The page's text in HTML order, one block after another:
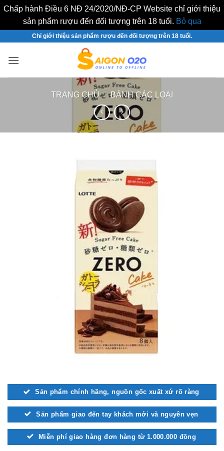
Chấp hành Điều 6 NĐ 24/2020/NĐ-CP Website chỉ giới thiệu
sản phẩm rượu đến đối tượng trên 18 tuổi. Bỏ qua
nội
Chỉ giới thiệu sản phẩm rượu đến đối tượng trên 18 tuổi.
TRANG CHỦ / BÁNH CÁC LOẠI
Sản phẩm chính hãng, nguồn gốc xuất xứ rõ ràng
Sản phẩm giao đến tay khách mới và nguyên vẹn
Miễn phí giao hàng đơn hàng từ 1.000.000 đồng